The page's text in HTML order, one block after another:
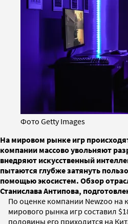
Фото Getty Images
На мировом рынке игр
компании массово увольняют
внедряют искусственный
пытаются глубже затянуть
помощью экосистем. Обзор
Станислава Антипова,
По оценке компании Newzoo на
мирового рынка игр составил
половины его приходится на